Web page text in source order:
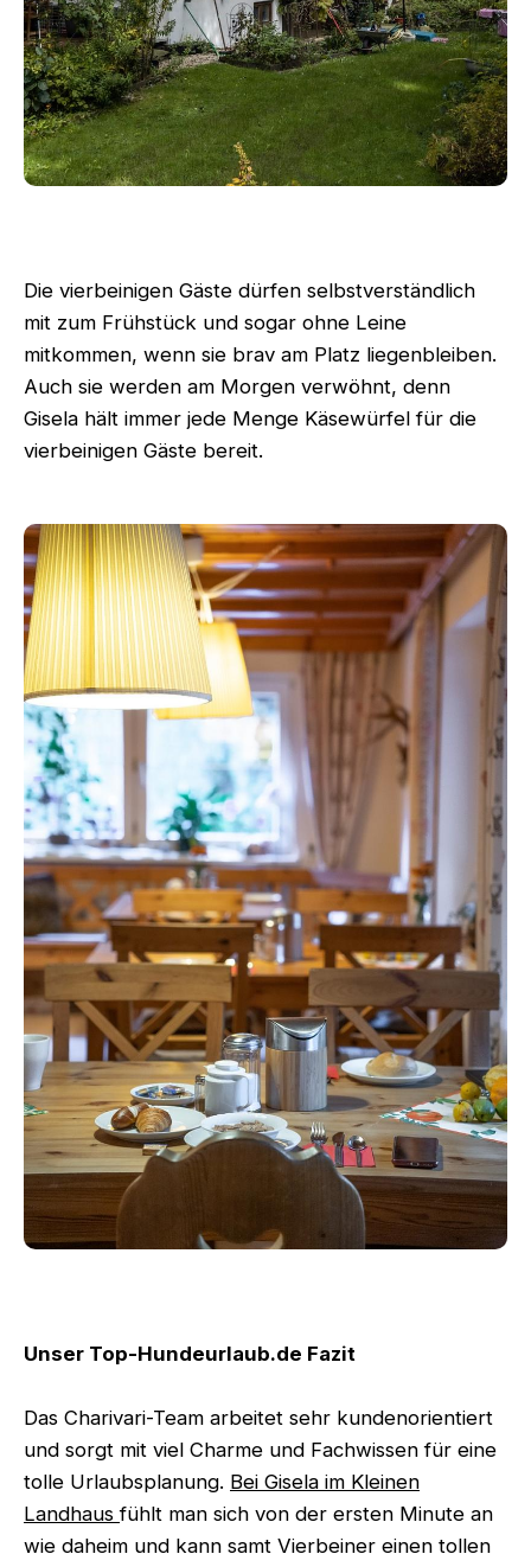
Die vierbeinigen Gäste dürfen selbstverständlich
mit zum Frühstück und sogar ohne Leine
mitkommen, wenn sie brav am Platz liegenbleiben.
Auch sie werden am Morgen verwöhnt, denn
Gisela hält immer jede Menge Käsewürfel für die
vierbeinigen Gäste bereit.
Unser Top-Hundeurlaub.de Fazit
Das Charivari-Team arbeitet sehr kundenorientiert
und sorgt mit viel Charme und Fachwissen für eine
tolle Urlaubsplanung. Bei Gisela im Kleinen
Landhausfühlt man sich von der ersten Minute an
wie daheim und kann samt Vierbeiner einen tollen